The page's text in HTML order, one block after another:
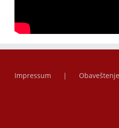
Impressum Obaveštenje